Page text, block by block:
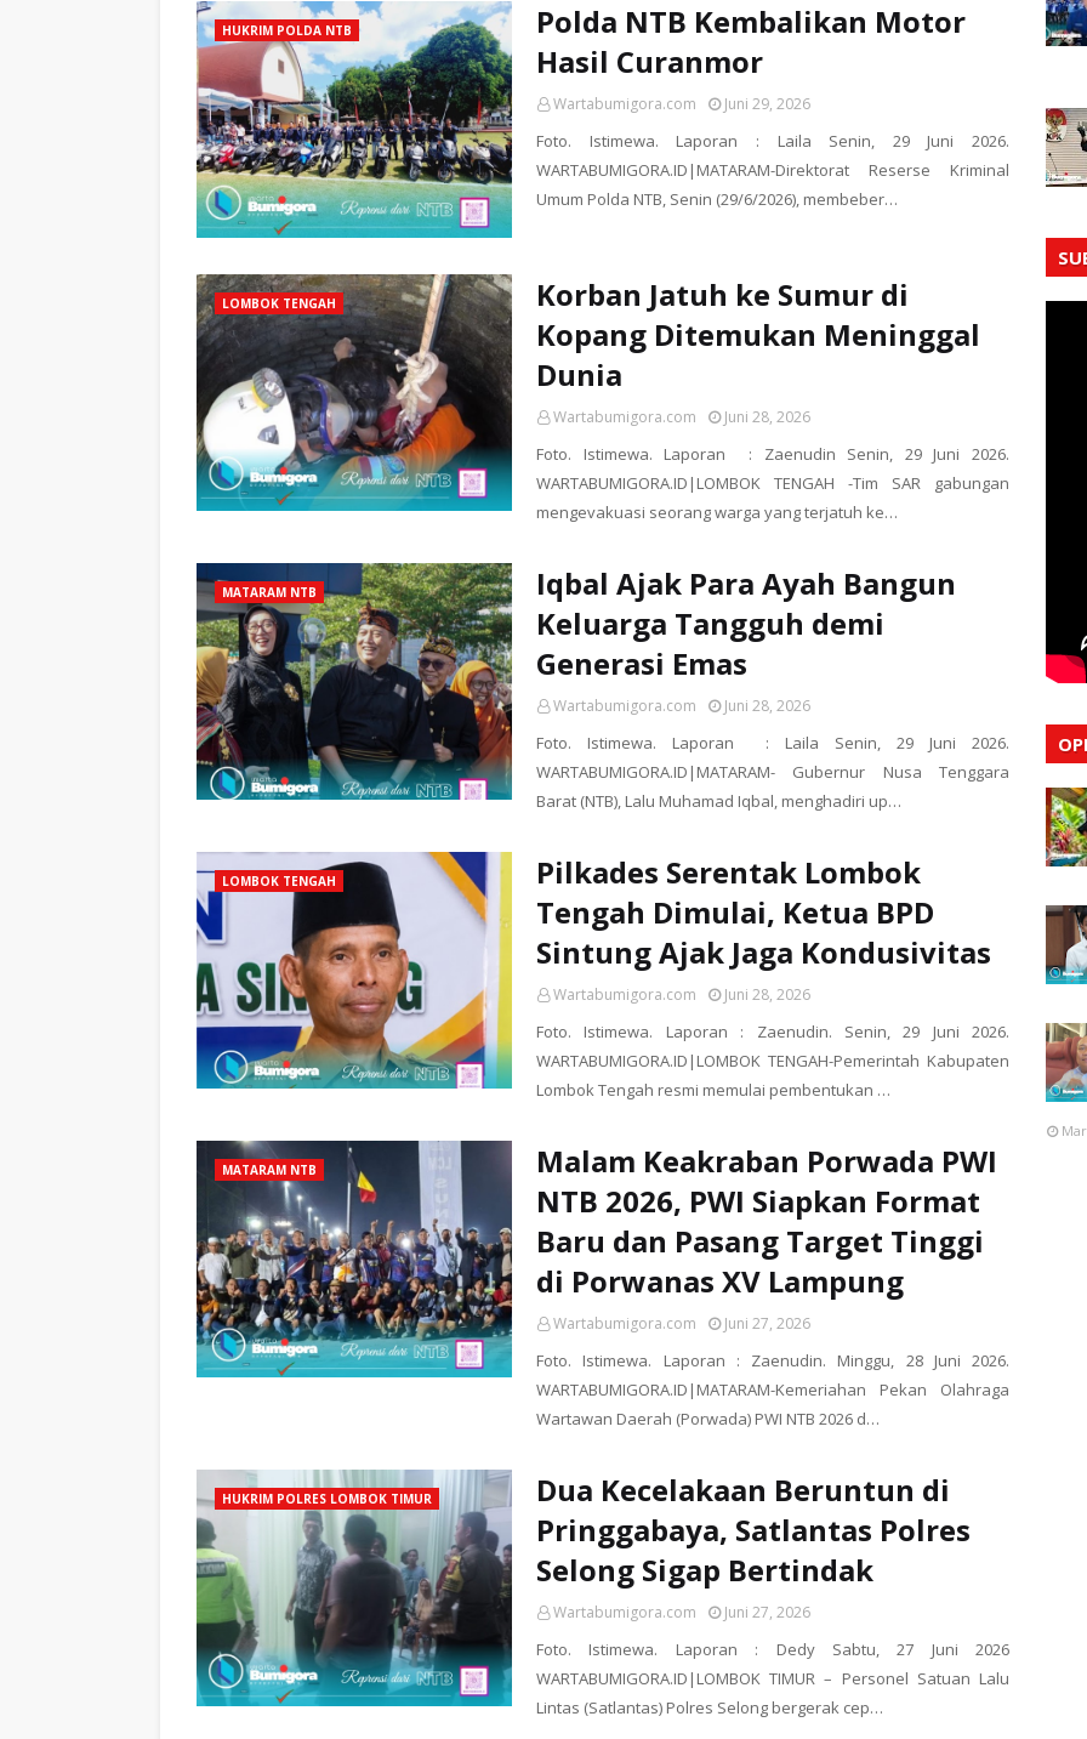
HUKRIM POLDA NTB
Polda NTB Kembalikan Motor
Hasil Curanmor
Wartabumigora.com Juni 29, 2026
Foto. Istimewa. Laporan : Laila Senin, 29 Juni 2026.
WARTABUMIGORA.ID|MATARAM-Direktorat Reserse Kriminal
Umum Polda NTB, Senin (29/6/2026), membeber…
LOMBOK TENGAH
Korban Jatuh ke Sumur di
Kopang Ditemukan Meninggal
Dunia
Wartabumigora.com Juni 28, 2026
Foto. Istimewa. Laporan : Zaenudin Senin, 29 Juni 2026.
WARTABUMIGORA.ID|LOMBOK TENGAH -Tim SAR gabungan
mengevakuasi seorang warga yang terjatuh ke…
MATARAM NTB
Iqbal Ajak Para Ayah Bangun
Keluarga Tangguh demi
Generasi Emas
Wartabumigora.com Juni 28, 2026
Foto. Istimewa. Laporan : Laila Senin, 29 Juni 2026.
WARTABUMIGORA.ID|MATARAM- Gubernur Nusa Tenggara
Barat (NTB), Lalu Muhamad Iqbal, menghadiri up…
LOMBOK TENGAH
Pilkades Serentak Lombok
Tengah Dimulai, Ketua BPD
Sintung Ajak Jaga Kondusivitas
Wartabumigora.com Juni 28, 2026
Foto. Istimewa. Laporan : Zaenudin. Senin, 29 Juni 2026.
WARTABUMIGORA.ID|LOMBOK TENGAH-Pemerintah Kabupaten
Lombok Tengah resmi memulai pembentukan …
MATARAM NTB
Malam Keakraban Porwada PWI
NTB 2026, PWI Siapkan Format
Baru dan Pasang Target Tinggi
di Porwanas XV Lampung
Wartabumigora.com Juni 27, 2026
Foto. Istimewa. Laporan : Zaenudin. Minggu, 28 Juni 2026.
WARTABUMIGORA.ID|MATARAM-Kemeriahan Pekan Olahraga
Wartawan Daerah (Porwada) PWI NTB 2026 d…
HUKRIM POLRES LOMBOK TIMUR
Dua Kecelakaan Beruntun di
Pringgabaya, Satlantas Polres
Selong Sigap Bertindak
Wartabumigora.com Juni 27, 2026
Foto. Istimewa. Laporan : Dedy Sabtu, 27 Juni 2026
WARTABUMIGORA.ID|LOMBOK TIMUR – Personel Satuan Lalu
Lintas (Satlantas) Polres Selong bergerak cep…